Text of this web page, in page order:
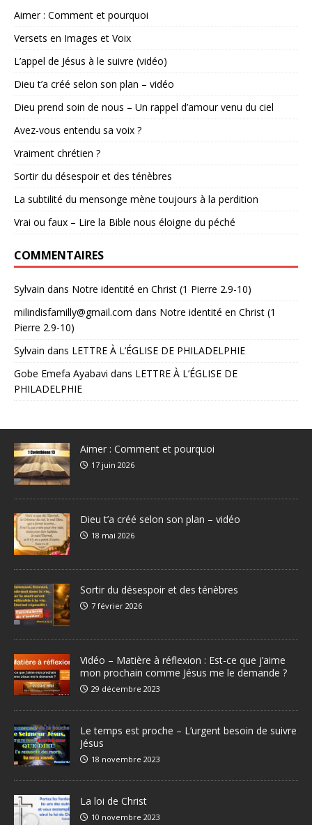
Aimer : Comment et pourquoi
Versets en Images et Voix
L’appel de Jésus à le suivre (vidéo)
Dieu t’a créé selon son plan – vidéo
Dieu prend soin de nous – Un rappel d’amour venu du ciel
Avez-vous entendu sa voix ?
Vraiment chrétien ?
Sortir du désespoir et des ténèbres
La subtilité du mensonge mène toujours à la perdition
Vrai ou faux – Lire la Bible nous éloigne du péché
COMMENTAIRES
Sylvain dans Notre identité en Christ (1 Pierre 2.9-10)
milindisfamilly@gmail.com dans Notre identité en Christ (1
Pierre 2.9-10)
Sylvain dans LETTRE À L’ÉGLISE DE PHILADELPHIE
Gobe Emefa Ayabavi dans LETTRE À L’ÉGLISE DE
PHILADELPHIE
Aimer : Comment et pourquoi
17 juin 2026
Dieu t’a créé selon son plan – vidéo
18 mai 2026
Sortir du désespoir et des ténèbres
7 février 2026
Vidéo – Matière à réflexion : Est-ce que j’aime
mon prochain comme Jésus me le demande ?
29 décembre 2023
Le temps est proche – L’urgent besoin de suivre
Jésus
18 novembre 2023
La loi de Christ
10 novembre 2023